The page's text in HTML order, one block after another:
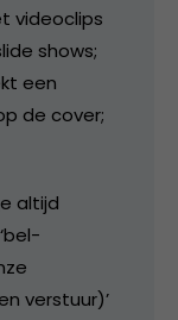
videoclips
shows;
een
de cover;
altijd
verstuur)’